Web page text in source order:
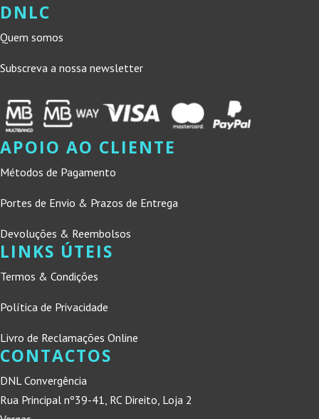
DNLC
Quem somos
Subscreva a nossa newsletter
APOIO AO CLIENTE
Métodos de Pagamento
Portes de Envio & Prazos de Entrega
Devoluções & Reembolsos
LINKS ÚTEIS
Termos & Condições
Política de Privacidade
Livro de Reclamações Online
CONTACTOS
DNL Convergência
Rua Principal nº39-41, RC Direito, Loja 2